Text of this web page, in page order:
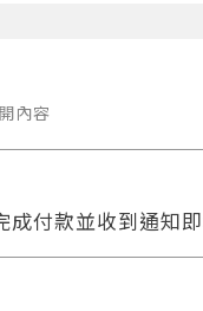
內容
成付款並收到通知